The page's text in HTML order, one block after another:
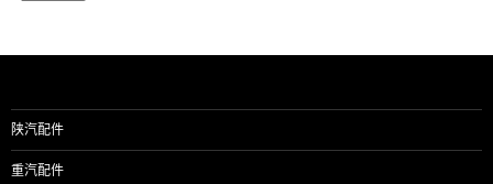
陕汽配件
重汽配件